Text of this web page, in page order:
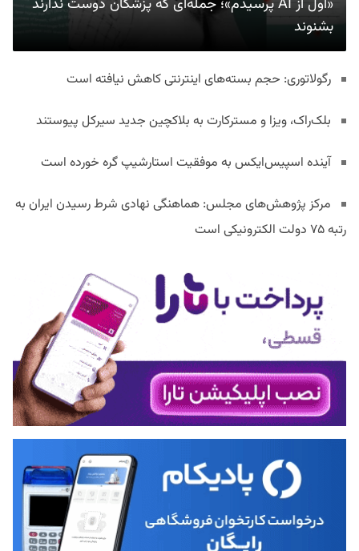
«اول از AI پرسیدم»؛ جمله‌ای که پزشکان دوست ندارند
بشنوند
رگولاتوری: حجم بسته‌های اینترنتی کاهش نیافته است
بلک‌راک، ویزا و مسترکارت به بلاکچین جدید سیرکل پیوستند
آینده اسپیس‌ایکس به موفقیت استارشیپ گره خورده است
مرکز پژوهش‌های مجلس: هماهنگی نهادی شرط رسیدن ایران به
رتبه ۷۵ دولت الکترونیکی است